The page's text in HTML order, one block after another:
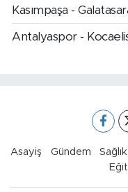
Kasımpaşa -
Antalyaspor -
Asayiş Gündem